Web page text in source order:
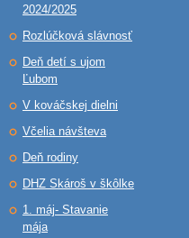
2024/2025
Rozlúčková slávnosť
Deň detí s ujom
Ľubom
V kováčskej dielni
Včelia návšteva
Deň rodiny
DHZ Skároš v škôlke
1. máj- Stavanie
mája